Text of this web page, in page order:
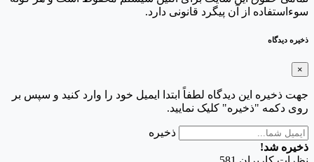
سوءاستفاده از آن پیگرد قانونی دارد.
ذخیره دیدگاه
×
جهت ذخیره این دیدگاه لطفاً ابتدا ایمیل خود را وارد کنید و سپس بر
روی دکمه "ذخیره" کلیک نمایید.
ذخیره
ذخیره شد!